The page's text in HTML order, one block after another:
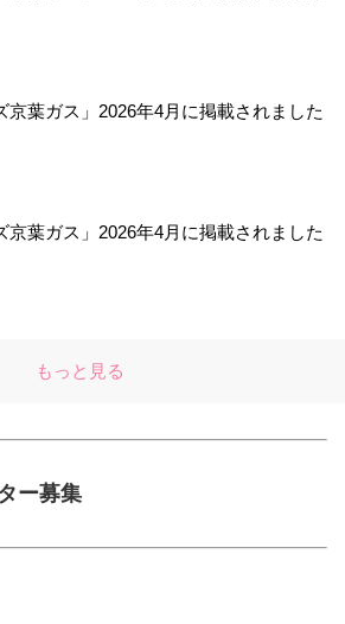
京葉ガス」2026年4月に掲載されました
京葉ガス」2026年4月に掲載されました
もっと見る
ー募集